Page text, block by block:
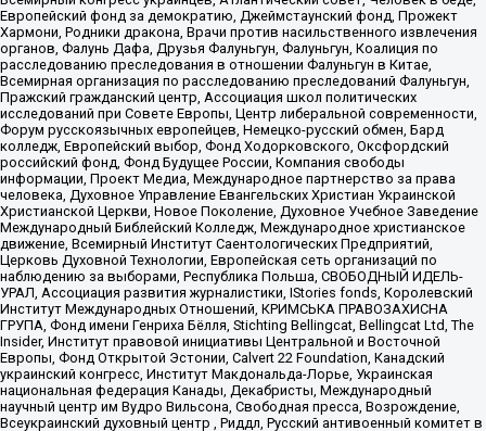
Европейский фонд за демократию, Джеймстаунский фонд, Прожект
Хармони, Родники дракона, Врачи против насильственного извлечения
органов, Фалунь Дафа, Друзья Фалуньгун, Фалуньгун, Коалиция по
расследованию преследования в отношении Фалуньгун в Китае,
Всемирная организация по расследованию преследований Фалуньгун,
Пражский гражданский центр, Ассоциация школ политических
исследований при Совете Европы, Центр либеральной современности,
Форум русскоязычных европейцев, Немецко-русский обмен, Бард
колледж, Европейский выбор, Фонд Ходорковского, Оксфордский
российский фонд, Фонд Будущее России, Компания свободы
информации, Проект Медиа, Международное партнерство за права
человека, Духовное Управление Евангельских Христиан Украинской
Христианской Церкви, Новое Поколение, Духовное Учебное Заведение
Международный Библейский Колледж, Международное христианское
движение, Всемирный Институт Саентологических Предприятий,
Церковь Духовной Технологии, Европейская сеть организаций по
наблюдению за выборами, Республика Польша, СВОБОДНЫЙ ИДЕЛЬ-
УРАЛ, Ассоциация развития журналистики, IStories fonds, Королевский
Институт Международных Отношений, КРИМСЬКА ПРАВОЗАХИСНА
ГРУПА, Фонд имени Генриха Бёлля, Stichting Bellingcat, Bellingcat Ltd, The
Insider, Институт правовой инициативы Центральной и Восточной
Европы, Фонд Открытой Эстонии, Calvert 22 Foundation, Канадский
украинский конгресс, Институт Макдональда-Лорье, Украинская
национальная федерация Канады, Декабристы, Международный
научный центр им Вудро Вильсона, Свободная пресса, Возрождение,
Всеукраинский духовный центр , Риддл, Русский антивоенный комитет в